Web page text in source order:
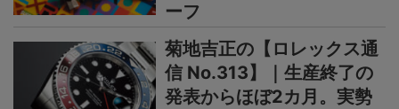
ーフ
菊地吉正の【ロレックス通
信 No.313】｜生産終了の
発表からほぼ2カ月。実勢